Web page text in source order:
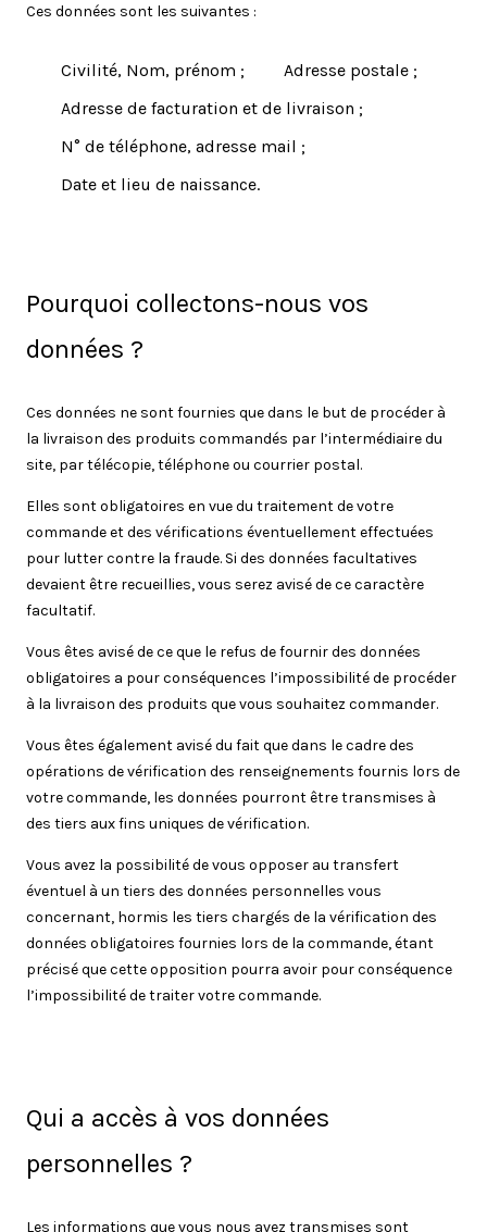
Ces données sont les suivantes :
Civilité, Nom, prénom ;
Adresse postale ;
Adresse de facturation et de livraison ;
N° de téléphone, adresse mail ;
Date et lieu de naissance.
Pourquoi collectons-nous vos
données ?
Ces données ne sont fournies que dans le but de procéder à
la livraison des produits commandés par l’intermédiaire du
site, par télécopie, téléphone ou courrier postal.
Elles sont obligatoires en vue du traitement de votre
commande et des vérifications éventuellement effectuées
pour lutter contre la fraude. Si des données facultatives
devaient être recueillies, vous serez avisé de ce caractère
facultatif.
Vous êtes avisé de ce que le refus de fournir des données
obligatoires a pour conséquences l’impossibilité de procéder
à la livraison des produits que vous souhaitez commander.
Vous êtes également avisé du fait que dans le cadre des
opérations de vérification des renseignements fournis lors de
votre commande, les données pourront être transmises à
des tiers aux fins uniques de vérification.
Vous avez la possibilité de vous opposer au transfert
éventuel à un tiers des données personnelles vous
concernant, hormis les tiers chargés de la vérification des
données obligatoires fournies lors de la commande, étant
précisé que cette opposition pourra avoir pour conséquence
l’impossibilité de traiter votre commande.
Qui a accès à vos données
personnelles ?
Les informations que vous nous avez transmises sont